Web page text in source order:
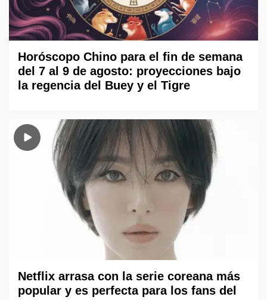
Horóscopo Chino para el fin de semana
del 7 al 9 de agosto: proyecciones bajo
la regencia del Buey y el Tigre
Netflix arrasa con la serie coreana más
popular y es perfecta para los fans del